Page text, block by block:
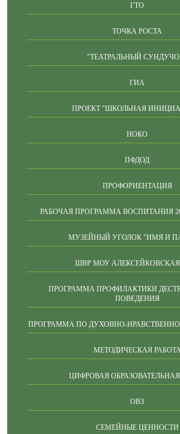
ГТО
ТОЧКА РОСТА
"ТЕАТРАЛЬНЫЙ
ГИА
ПРОЕКТ "ШКОЛЬНАЯ
НОКО
ПФДОД
ПРОФОРИЕНТАЦИЯ
РАБОЧАЯ ПРОГРАММА ВОСПИТАНИЯ
МУЗЕЙНЫЙ УГОЛОК "ИМЯ И
ШВР МОУ
ПРОГРАММА ПРОФИЛАКТИКИ
ПОВЕДЕНИЯ
ПРОГРАММА ПО ДУХОВНО-
МЕТОДИЧЕСКАЯ
ЦИФРОВАЯ
ОВЗ
СЕМЕЙНЫЕ ЦЕННОСТИ